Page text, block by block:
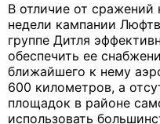
В отличие от
недели кампании
группе Дитля
обеспечить ее
ближайшего к нему
600 километров, а
площадок в районе
использовать